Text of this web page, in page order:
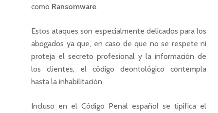
como Ransomware.
Estos ataques son especialmente delicados para los
abogados ya que, en caso de que no se respete ni
proteja el secreto profesional y la información de
los clientes, el código deontológico contempla
hasta la inhabilitación.
Incluso en el Código Penal español se tipifica el